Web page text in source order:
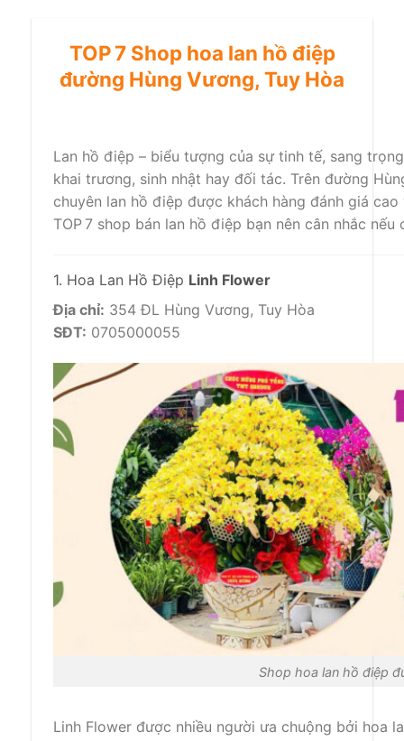
TOP 7 Shop hoa lan hồ điệp
đường Hùng Vương, Tuy Hòa
Lan hồ điệp – biểu tượng của sự tinh tế, sang
khai trương, sinh nhật hay đối tác. Trên đường
chuyên lan hồ điệp được khách hàng đánh giá
TOP 7 shop bán lan hồ điệp bạn nên cân nhắc
1. Hoa Lan Hồ Điệp Linh Flower
Địa chỉ: 354 ĐL Hùng Vương, Tuy Hòa
SĐT: 0705000055
Shop hoa lan hồ điệp
Linh Flower được nhiều người ưa chuộng bởi hoa